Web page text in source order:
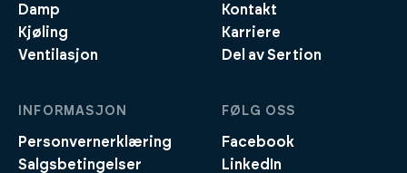
Damp
Kjøling
Ventilasjon
Kontakt
Karriere
Del av Sertion
INFORMASJON
Personvernerklæring
Salgsbetingelser
FØLG OSS
Facebook
LinkedIn